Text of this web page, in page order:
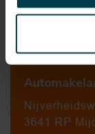
3641 RP